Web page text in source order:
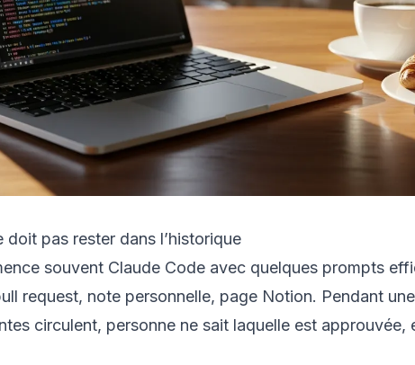
doit pas rester dans l’historique
souvent Claude Code avec quelques prompts
request, note personnelle, page Notion. Pendant
circulent, personne ne sait laquelle est